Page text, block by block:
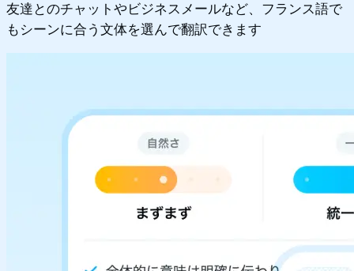
友達とのチャットやビジネスメールなど、フランス語で
もシーンに合う文体を選んで翻訳できます